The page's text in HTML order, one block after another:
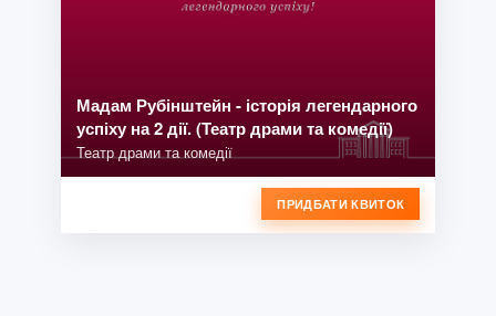
Мадам Рубінштейн - історія легендарного
успіху на 2 дії. (Театр драми та комедії)
Театр драми та комедії
ПРИДБАТИ КВИТОК